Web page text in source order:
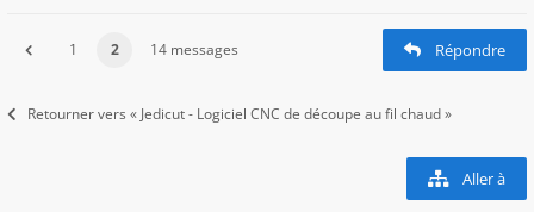
1 2 14 messages Répondre
Retourner vers « Jedicut - Logiciel CNC de découpe au fil chaud »
Aller à